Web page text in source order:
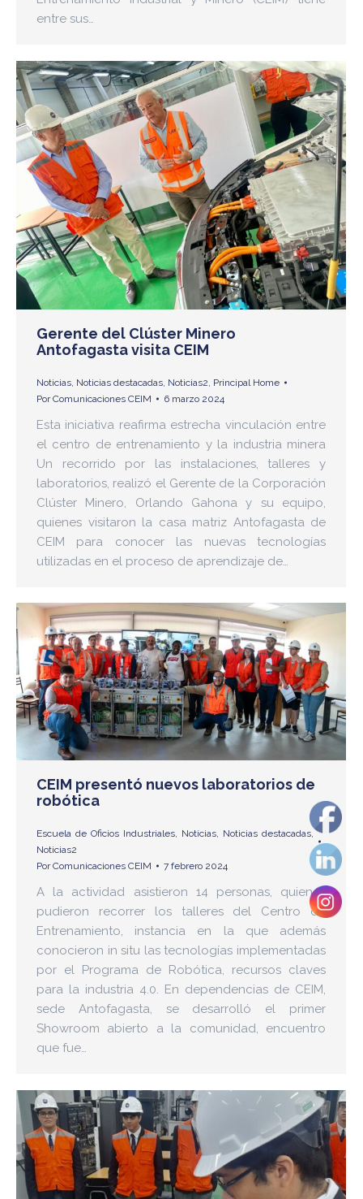
entre sus…
Gerente del Clúster Minero
Antofagasta visita CEIM
Noticias Noticias destacadas Noticias2 Principal Home
PorComunicaciones CEIM 6 marzo 2024
Esta iniciativa reafirma estrecha vinculación entre
el centro de entrenamiento y la industria minera
Un recorrido por las instalaciones, talleres y
laboratorios, realizó el Gerente de la Corporación
Clúster Minero, Orlando Gahona y su equipo,
quienes visitaron la casa matriz Antofagasta de
CEIM para conocer las nuevas tecnologías
utilizadas en el proceso de aprendizaje de…
CEIM presentó nuevos laboratorios de
robótica
Escuela de Oficios Industriales, Noticias, Noticias destacadas,
Noticias2
PorComunicaciones CEIM 7 febrero 2024
A la actividad asistieron 14 personas, quienes
pudieron recorrer los talleres del Centro de
Entrenamiento, instancia en la que además
conocieron in situ las tecnologías implementadas
por el Programa de Robótica, recursos claves
para la industria 4.0. En dependencias de CEIM,
sede Antofagasta, se desarrolló el primer
Showroom abierto a la comunidad, encuentro
que fue…